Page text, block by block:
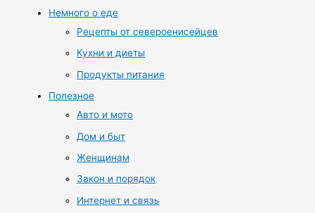
Немного о еде
Рецепты от североенисейцев
Кухни и диеты
Продукты питания
Полезное
Авто и мото
Дом и быт
Женщинам
Закон и порядок
Интернет и связь